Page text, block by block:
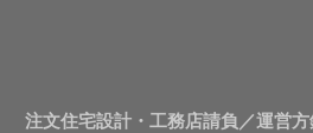
注文住宅設計・工務店請負／運営方